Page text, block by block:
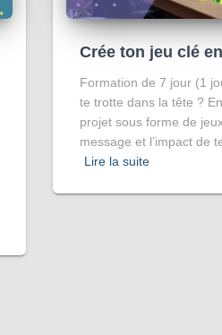
Crée ton jeu clé
Formation de 7 jour (1
te trotte dans la tête ?
projet sous forme de
message et l’impact de
Lire la suite